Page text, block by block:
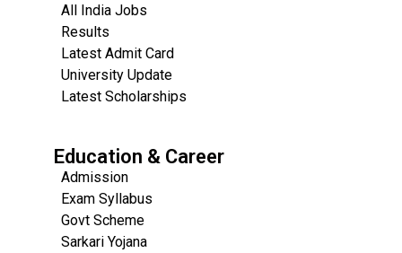
All India Jobs
Results
Latest Admit Card
University Update
Latest Scholarships
Education & Career
Admission
Exam Syllabus
Govt Scheme
Sarkari Yojana